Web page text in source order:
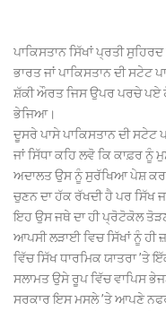
ਪਾਕਿਸਤਾਨ ਸਿੱਖਾਂ ਪ੍ਰਤੀ
ਭਾਰਤ ਜਾਂ ਪਾਕਿਸਤਾਨ ਦੀ ਸਟੇਟ
ਸ਼ੱਕੀ ਔਰਤ ਜਿਸ ਉਪਰ ਪਰਚੇ ਪਏ
ਭੇਜਿਆ।
ਦੂਸਰੇ ਪਾਸੇ ਪਾਕਿਸਤਾਨ ਦੀ ਸਟੇਟ
ਜਾਂ ਸਿੱਧਾ ਕਹਿ ਲਵੋ ਕਿ ਕਾਫ਼ਰ ਨੂੰ
ਅਦਾਲਤ ਉਸ ਨੂੰ ਸੁਰੱਖਿਆ ਪੇਸ਼
ਚੁਣਨ ਦਾ ਹੱਕ ਰੱਖਦੀ ਹੈ ਪਰ ਸਿੱਖ
ਇਹ ਉਸ ਜਥੇ ਦਾ ਹੀ ਪ੍ਰੋਟੋਕੋਲ ਤੋੜਣ
ਆਪਸੀ ਲੜਾਈ ਵਿਚ ਸਿੱਖਾਂ ਨੂੰ ਹੀ
ਵਿੱਚ ਸਿੱਖ ਧਾਰਮਿਕ ਯਾਤਰਾ ’ਤੇ
ਸਲਾਮਤ ਉਸੇ ਰੂਪ ਵਿੱਚ ਵਾਪਿਸ
ਸਰਕਾਰ ਇਸ ਮਸਲੇ ’ਤੇ ਆਪਣੇ